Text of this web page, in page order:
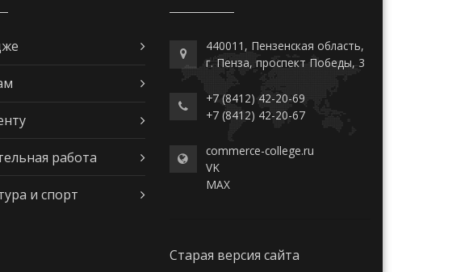
работа
и спорт
440011, Пензенская область,
г. Пенза, проспект Победы, 3
+7 (8412) 42-20-69
+7 (8412) 42-20-67
commerce-college.ru
VK
MAX
Старая версия сайта